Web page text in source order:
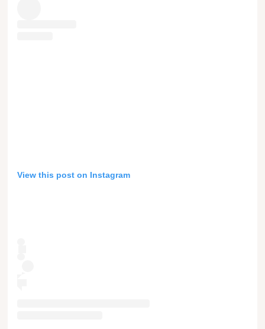
View this post on Instagram